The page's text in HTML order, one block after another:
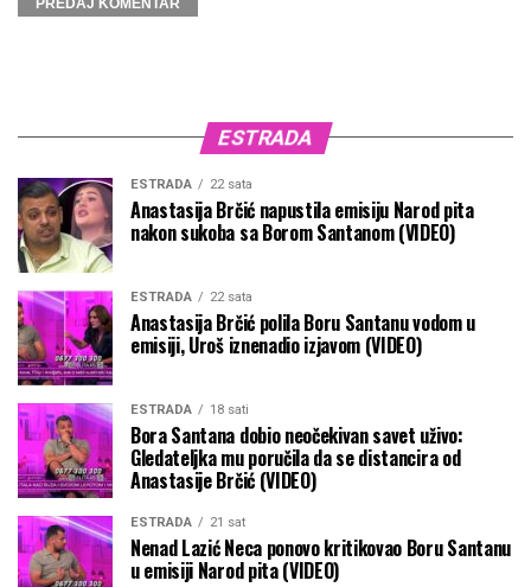
ESTRADA
ESTRADA 22 sata
Anastasija Brčić napustila emisiju Narod pita
nakon sukoba sa Borom Santanom (VIDEO)
ESTRADA 22 sata
Anastasija Brčić polila Boru Santanu vodom u
emisiji, Uroš iznenadio izjavom (VIDEO)
ESTRADA 18 sati
Bora Santana dobio neočekivan savet uživo:
Gledateljka mu poručila da se distancira od
Anastasije Brčić (VIDEO)
ESTRADA 21 sat
Nenad Lazić Neca ponovo kritikovao Boru Santanu
u emisiji Narod pita (VIDEO)